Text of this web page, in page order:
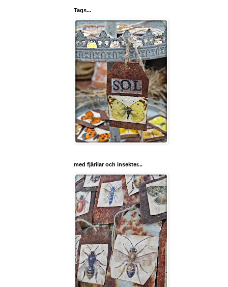
Tags...
med fjärilar och insekter...